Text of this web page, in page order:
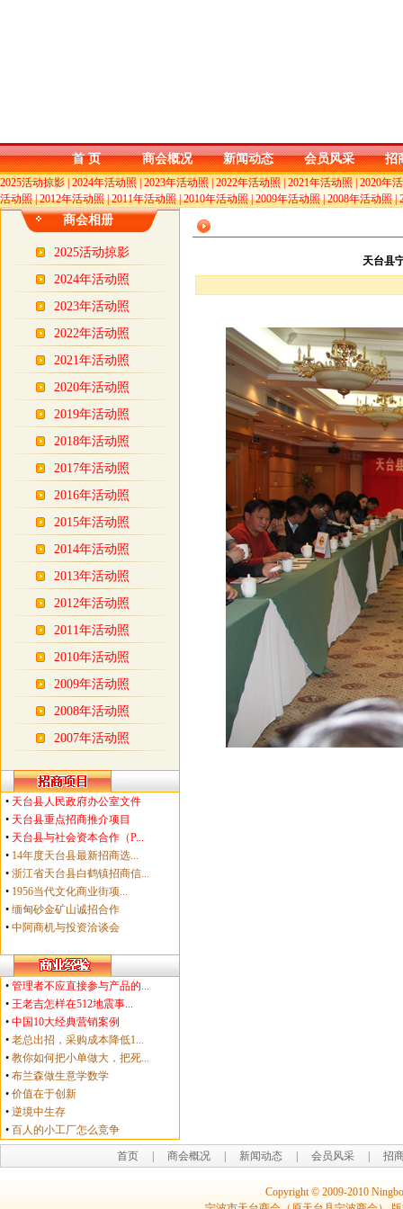
首 页 商会概况 新闻动态 会员风采 招
2025活动掠影|2024年活动照|2023年活动照|2022年活动照|2021年活动照|2020年
活动照|2012年活动照|2011年活动照|2010年活动照|2009年活动照|2008年活动照|
商会相册
2025活动掠影
2024年活动照
2023年活动照
2022年活动照
2021年活动照
2020年活动照
2019年活动照
2018年活动照
2017年活动照
2016年活动照
2015年活动照
2014年活动照
2013年活动照
2012年活动照
2011年活动照
2010年活动照
2009年活动照
2008年活动照
2007年活动照
• 天台县人民政府办公室文件
• 天台县重点招商推介项目
• 天台县与社会资本合作（P...
• 14年度天台县最新招商选...
• 浙江省天台县白鹤镇招商信...
• 1956当代文化商业街项...
• 缅甸砂金矿山诚招合作
• 中阿商机与投资洽谈会
• 管理者不应直接参与产品的...
• 王老吉怎样在512地震事...
• 中国10大经典营销案例
• 老总出招，采购成本降低1...
• 教你如何把小单做大，把死...
• 布兰森做生意学数学
• 价值在于创新
• 逆境中生存
• 百人的小工厂怎么竞争
天台县
首页 商会概况 新闻动态 会员风采 招
Copyright © 2009-2010